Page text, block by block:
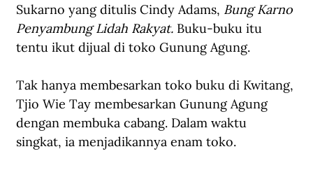
Sukarno yang ditulis Cindy Adams, Bung Karno
Penyambung Lidah Rakyat. Buku-buku itu
tentu ikut dijual di toko Gunung Agung.
Tak hanya membesarkan toko buku di Kwitang,
Tjio Wie Tay membesarkan Gunung Agung
dengan membuka cabang. Dalam waktu
singkat, ia menjadikannya enam toko.